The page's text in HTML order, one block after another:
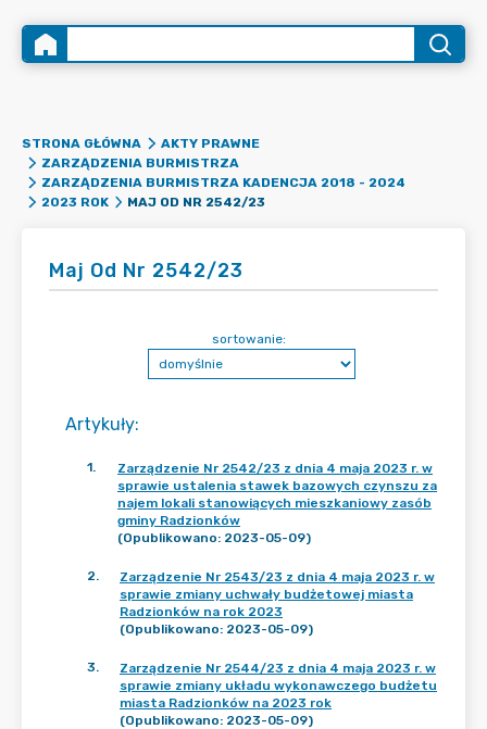
STRONA GŁÓWNA
AKTY PRAWNE
ZARZĄDZENIA BURMISTRZA
ZARZĄDZENIA BURMISTRZA KADENCJA 2018 - 2024
2023 ROK
MAJ OD NR 2542/23
Maj Od Nr 2542/23
Artykuły:
sortowanie:
1.
Zarządzenie Nr 2542/23 z dnia 4 maja 2023 r. w
sprawie ustalenia stawek bazowych czynszu za
najem lokali stanowiących mieszkaniowy zasób
gminy Radzionków
(Opublikowano: 2023-05-09)
2.
Zarządzenie Nr 2543/23 z dnia 4 maja 2023 r. w
sprawie zmiany uchwały budżetowej miasta
Radzionków na rok 2023
(Opublikowano: 2023-05-09)
3.
Zarządzenie Nr 2544/23 z dnia 4 maja 2023 r. w
sprawie zmiany układu wykonawczego budżetu
miasta Radzionków na 2023 rok
(Opublikowano: 2023-05-09)